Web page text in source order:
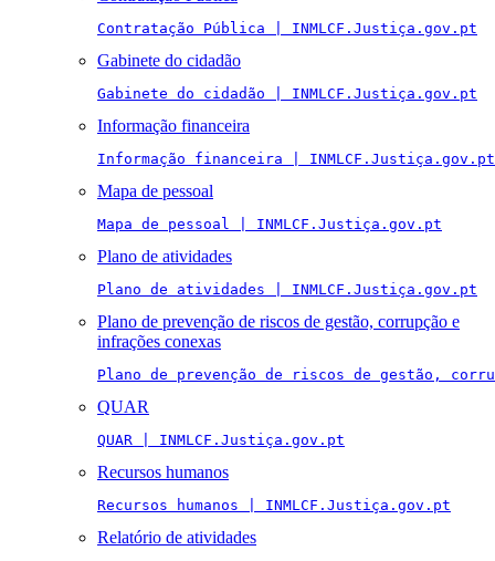
Contratação Pública | INMLCF.Justiça.gov.pt
Gabinete do cidadão
Gabinete do cidadão | INMLCF.Justiça.gov.pt
Informação financeira
Informação financeira | INMLCF.Justiça.gov.pt
Mapa de pessoal
Mapa de pessoal | INMLCF.Justiça.gov.pt
Plano de atividades
Plano de atividades | INMLCF.Justiça.gov.pt
Plano de prevenção de riscos de gestão, corrupção e
infrações conexas
Plano de prevenção de riscos de gestão,
QUAR
QUAR | INMLCF.Justiça.gov.pt
Recursos humanos
Recursos humanos | INMLCF.Justiça.gov.pt
Relatório de atividades